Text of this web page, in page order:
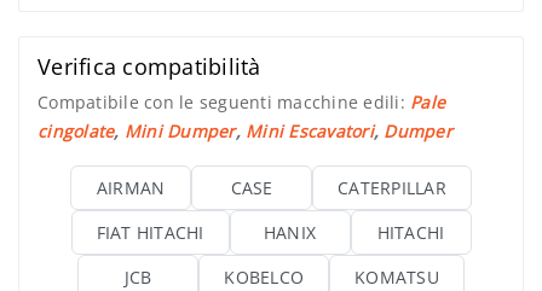
Verifica compatibilità
Compatibile con le seguenti macchine edili: Pale
cingolate, Mini Dumper, Mini Escavatori, Dumper
AIRMAN CASE
CATERPILLAR
FIAT HITACHI
HANIX
HITACHI
JCB
KOBELCO
KOMATSU